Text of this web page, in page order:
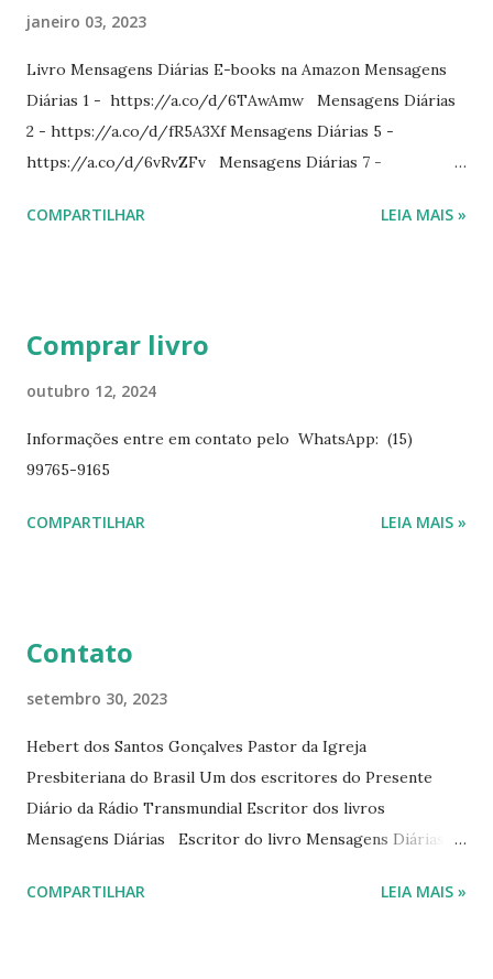
janeiro 03, 2023
Livro Mensagens Diárias E-books na Amazon Mensagens
Diárias 1 - https://a.co/d/6TAwAmw Mensagens Diárias
2 - https://a.co/d/fR5A3Xf Mensagens Diárias 5 -
https://a.co/d/6vRvZFv Mensagens Diárias 7 -
https://a.co/d/h4iP1oj Mensagens Diárias 10 -
Mensagens Diárias 4 -
mensagens diárias traz uma meditação para cada dia do
ano. Passagens bíblicas, ilustrações, histórias
Diário da Rádio Trans mundial a mais de 15 anos. Escreveu o
COMPARTILHAR LEIA MAIS »
Comprar livro
outubro 12, 2024
Informações entre em contato pelo WhatsApp: (15)
99765-9165
COMPARTILHAR LEIA MAIS »
Contato
setembro 30, 2023
Hebert dos Santos Gonçalves Pastor da Igreja
Presbiteriana do Brasil Um dos escritores do Presente
Diário da Rádio Transmundial Escritor dos livros
Mensagens Diárias Escritor do livro Mensagens Diárias da
livromensagensdiarias@gmail.com Whatsapp: (15) 99765-
COMPARTILHAR LEIA MAIS »